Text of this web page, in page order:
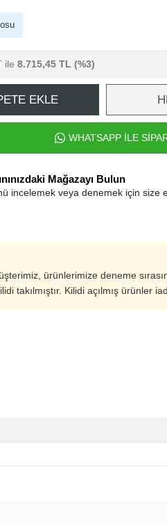
ile 8.715,45 TL (%3)
EKLE
WHATSAPP İLE
Mağazayı Bulun
incelemek veya denemek için size
ürünlerimize deneme
takılmıştır. Kilidi açılmış ürünler